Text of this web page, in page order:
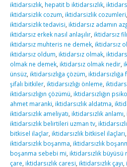
iktidarsızlık, hepatit b iktidarsızlık,
iktidarsizlik cozum, iktidarsizlik cozumleri,
iktidarsizlik tedavisi, iktidarsız adamın
iktidarsız erkek nasıl anlaşılır, iktidarsız
iktidarsız muhteris ne demek, iktidarsız
iktidarsız oldum, iktidarsız olmak,
olmak ne demek, iktidarsız olmak nedir,
ünsüz, iktidarsızlığa çözüm,
şifalı bitkiler, iktidarsızlığı önleme,
iktidarsızlığın çözümü, iktidarsızlığın
ahmet maranki, iktidarsızlık aldatma,
iktidarsızlık ameliyatı, iktidarsızlık anlamı,
iktidarsızlık belirtileri uzman tv,
bitkisel ilaçlar, iktidarsızlık bitkisel ilaçları,
iktidarsızlık boşanma, iktidarsızlık
boşanma sebebi mi, iktidarsızlık büyüsü
çare, iktidarsızlık caresi, iktidarsızlık çayı,